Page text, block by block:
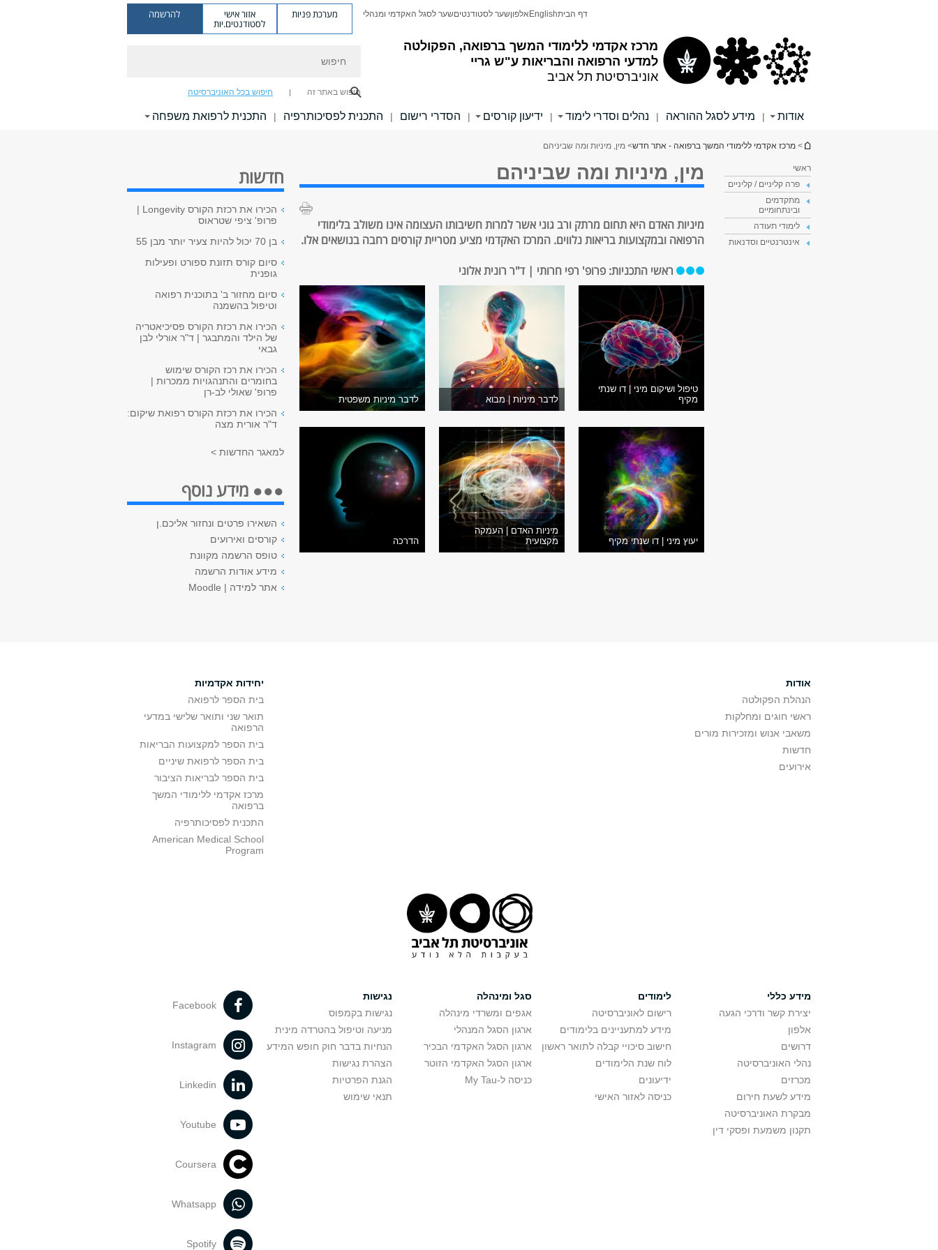
מרכז אקדמי ללימודי המשך ברפואה, הפקולטה
למדעי הרפואה והבריאות ע"ש גריי
אוניברסיטת תל אביב
דף הביתEnglish אלפוןשער לסטודנטיםשער לסגל האקדמי ומנהלי מערכת פניות אזור אישי
לסטודנטים.יות
להרשמה
חיפוש באתר זה חיפוש בכל האוניברסיטה
אודות | מידע לסגל ההוראה | נהלים וסדרי לימוד | ידיעון קורסים | הסדרי רישום | התכנית לפסיכותרפיה | התכנית לרפואת משפחה
הינך נמצא כאן
> מרכז אקדמי ללימודי המשך ברפואה - אתר חדש> מין, מיניות ומה שביניהם
ראשי
פרה קליניים / קליניים
מתקדמים
ובינתחומיים
לימודי תעודה
אינטרנטיים וסדנאות
מין, מיניות ומה שביניהם
מיניות האדם היא תחום מרתק ורב גוני אשר למרות חשיבותו העצומה אינו משולב בלימודי
הרפואה ובמקצועות בריאות נלווים. המרכז האקדמי מציע מטריית קורסים רחבה בנושאים אלו.
ראשי התכניות: פרופ' רפי חרותי | ד"ר רונית אלוני
טיפול ושיקום מיני | דו שנתי
מקיף
לדבר מיניות | מבוא לדבר מיניות משפטית
יעוץ מיני | דו שנתי מקיף
מיניות האדם | העמקה
מקצועית
הדרכה
חדשות
הכירו את רכזת הקורס Longevity |
פרופ' ציפי שטראוס
בן 70 יכול להיות צעיר יותר מבן 55
סיום קורס תזונת ספורט ופעילות
גופנית
סיום מחזור ב' בתוכנית רפואה
וטיפול בהשמנה
הכירו את רכזת הקורס פסיכיאטריה
של הילד והמתבגר | ד"ר אורלי לבן
גבאי
הכירו את רכז הקורס שימוש
בחומרים והתנהגויות ממכרות |
פרופ' שאולי לב-רן
הכירו את רכזת הקורס רפואת שיקום:
ד"ר אורית מצה
למאגר החדשות >
●●● מידע נוסף
השאירו פרטים ונחזור אליכם.ן
קורסים ואירועים
טופס הרשמה מקוונת
מידע אודות הרשמה
אתר למידה | Moodle
אודות
הנהלת הפקולטה
ראשי חוגים ומחלקות
משאבי אנוש ומזכירות מורים
חדשות
אירועים
יחידות אקדמיות
בית הספר לרפואה
תואר שני ותואר שלישי במדעי
הרפואה
בית הספר למקצועות הבריאות
בית הספר לרפואת שיניים
בית הספר לבריאות הציבור
מרכז אקדמי ללימודי המשך
ברפואה
התכנית לפסיכותרפיה
American Medical School
Program
מידע כללי
יצירת קשר ודרכי הגעה
אלפון
דרושים
נהלי האוניברסיטה
מכרזים
מידע לשעת חירום
מבקרת האוניברסיטה
תקנון משמעת ופסקי דין
לימודים
רישום לאוניברסיטה
מידע למתעניינים בלימודים
חישוב סיכויי קבלה לתואר ראשון
לוח שנת הלימודים
ידיעונים
כניסה לאזור האישי
סגל ומינהלה
אגפים ומשרדי מינהלה
ארגון הסגל המנהלי
ארגון הסגל האקדמי הבכיר
ארגון הסגל האקדמי הזוטר
כניסה ל-My Tau
נגישות
נגישות בקמפוס
מניעה וטיפול בהטרדה מינית
הנחיות בדבר חוק חופש המידע
הצהרת נגישות
הגנת הפרטיות
תנאי שימוש
Facebook
Instagram
Linkedin
Youtube
Coursera
Whatsapp
Spotify